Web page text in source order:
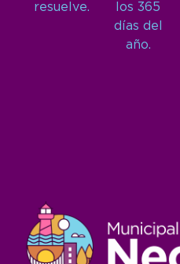
resuelve.
los 365
días del
año.